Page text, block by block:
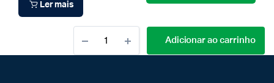
Ler mais
Adicionar ao carrinho